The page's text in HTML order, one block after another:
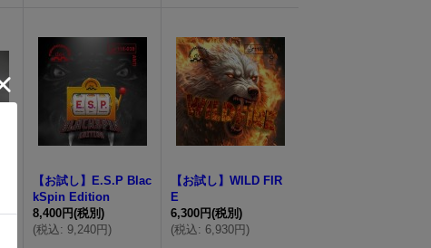
【お試し】E.S.P Blac
kSpin Edition
8,400円(税別)
(税込: 9,240円)
【お試し】WILD FIR
E
6,300円(税別)
(税込: 6,930円)